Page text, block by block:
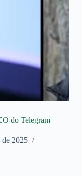
do Telegram
de 2025